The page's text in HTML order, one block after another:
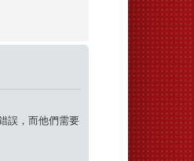
誤，而他們需要